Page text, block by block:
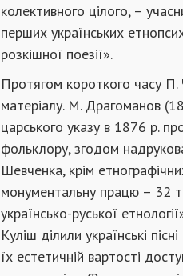
колективного цілого, –
перших українських
розкішної поезії».
Протягом короткого часу П.
матеріалу. М. Драгоманов
царського указу в 1876 р.
фольклору, згодом
Шевченка, крім
монументальну працю – 32
українсько-руської
Куліш ділили українські
їх естетичній вартості